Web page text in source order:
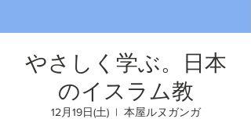
やさしく学ぶ。日本
のイスラム教
12月19日(土)
  |
本屋ルヌガンガ